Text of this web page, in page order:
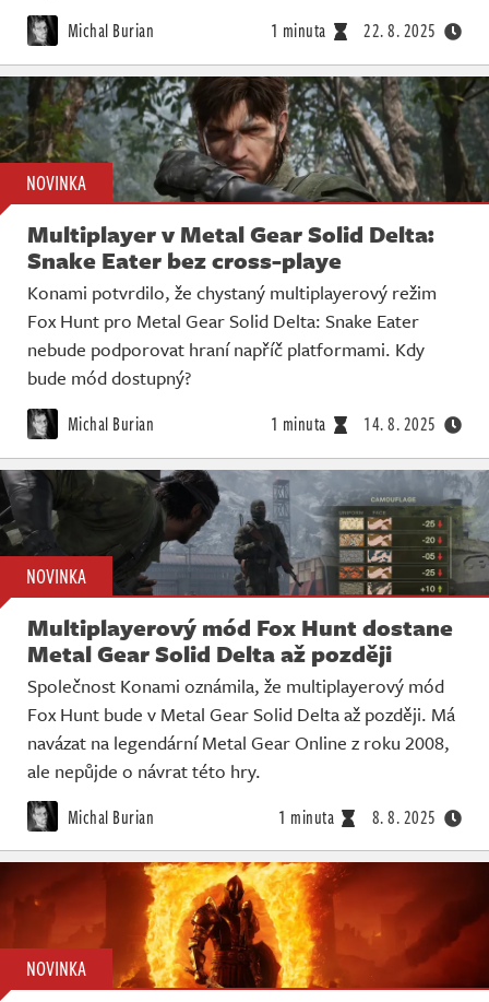
Michal Burian 1 minuta 22. 8. 2025
NOVINKA
Multiplayer v Metal Gear Solid Delta:
Snake Eater bez cross-playe
Konami potvrdilo, že chystaný multiplayerový režim
Fox Hunt pro Metal Gear Solid Delta: Snake Eater
nebude podporovat hraní napříč platformami. Kdy
bude mód dostupný?
Michal Burian 1 minuta 14. 8. 2025
NOVINKA
Multiplayerový mód Fox Hunt dostane
Metal Gear Solid Delta až později
Společnost Konami oznámila, že multiplayerový mód
Fox Hunt bude v Metal Gear Solid Delta až později. Má
navázat na legendární Metal Gear Online z roku 2008,
ale nepůjde o návrat této hry.
Michal Burian 1 minuta 8. 8. 2025
NOVINKA